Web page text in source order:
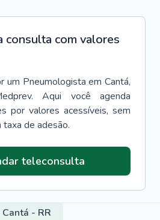
consulta com valores
um Pneumologista em Cantá,
Aqui você agenda
por valores acessíveis, sem
de adesão.
teleconsulta
- RR